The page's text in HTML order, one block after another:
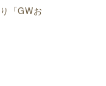
「GWお